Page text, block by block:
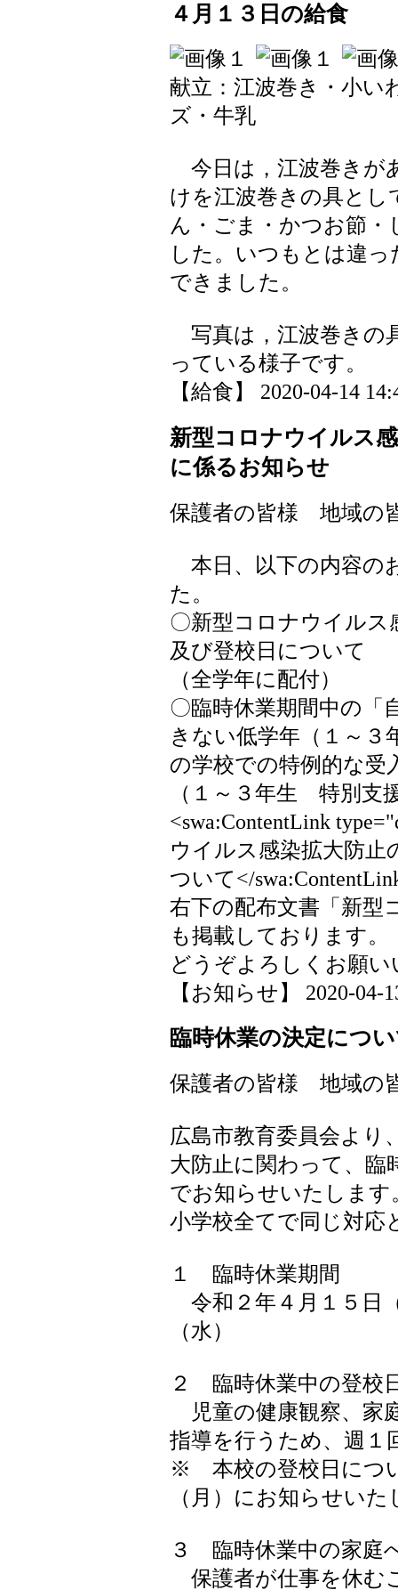
４月１３日の給食
献立：江波巻き・小い
ズ・牛乳
今日は，江波巻きが
けを江波巻きの具と
ん・ごま・かつお節
した。いつもとは違
できました。
写真は，江波巻きの
っている様子です。
【給食】 2020-04-14
新型コロナウイルス
に係るお知らせ
保護者の皆様 地域の
本日、以下の内容の
た。
〇新型コロナウイルス
及び登校日について
（全学年に配付）
〇臨時休業期間中の「
きない低学年（１～３
の学校での特例的な受
（１～３年生 特別支
<swa:ContentLink
ウイルス感染拡大防止
ついて</
右下の配布文書「新型
も掲載しております。
どうぞよろしくお願
【お知らせ】 2020-04-
臨時休業の決定につ
保護者の皆様 地域の
広島市教育委員会より
大防止に関わって、臨
でお知らせいたします
小学校全てで同じ対応
１ 臨時休業期間
令和２年４月１５日
（水）
２ 臨時休業中の登校
児童の健康観察、家
指導を行うため、週１
※ 本校の登校日につ
（月）にお知らせいた
３ 臨時休業中の家庭
保護者が仕事を休む